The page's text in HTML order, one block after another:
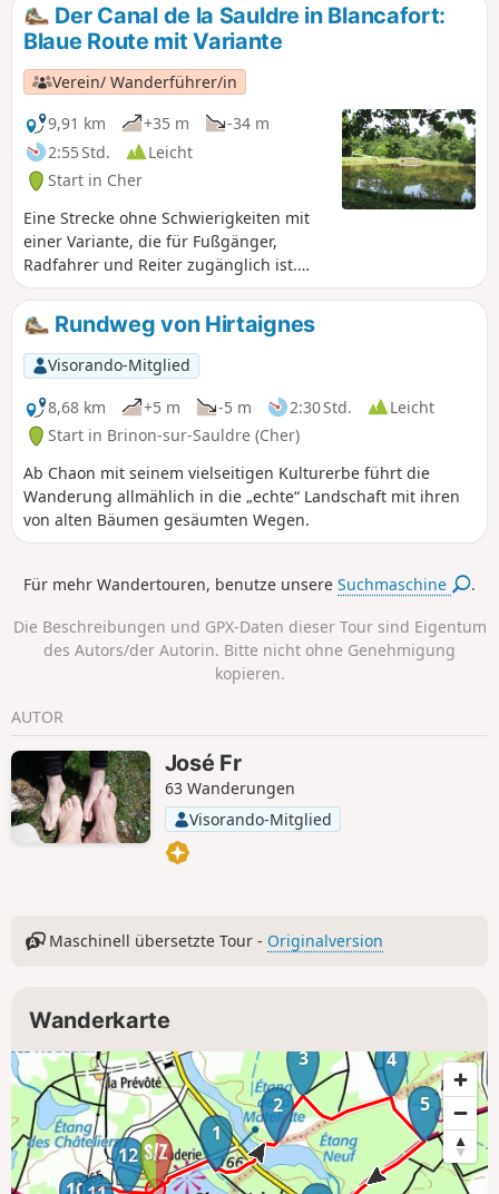
Der Canal de la Sauldre in Blancafort:
Blaue Route mit Variante
Verein/ Wanderführer/in
9,91 km
+35 m
-34 m
2:55 Std.
Leicht
Start in Cher
Eine Strecke ohne Schwierigkeiten mit
einer Variante, die für Fußgänger,
Radfahrer und Reiter zugänglich ist.
Der blaue Rundweg ist reich an
Kulturerbe, das Blancafort
charakterisiert: der Kanal, der Fluss, die
alten Mergelgruben und die Wege, die
von der Association Blancafort et
Patrimoine zur Freude der Wanderer
saniert wurden. Fünf weitere Wege
werden auf der Tafel am Waschhaus
(Kanalbrücke, Euro-Denkmal)
vorgeschlagen.
Rundweg von Hirtaignes
Visorando-Mitglied
8,68 km
+5 m -5 m 2:30 Std.
Leicht
Start in Brinon-sur-Sauldre (Cher)
Ab Chaon mit seinem vielseitigen Kulturerbe führt die
Wanderung allmählich in die „echte“ Landschaft mit ihren
von alten Bäumen gesäumten Wegen.
Für mehr Wandertouren, benutze unsereSuchmaschine .
Die Beschreibungen und GPX-Daten dieser Tour sind Eigentum
des Autors/der Autorin. Bitte nicht ohne Genehmigung
kopieren.
AUTOR
José Fr
63 Wanderungen
Visorando-Mitglied
Maschinell übersetzte Tour - Originalversion
Wanderkarte
1
2
3
4
5
12